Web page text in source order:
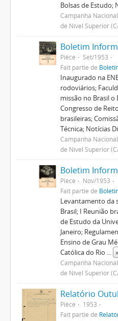
Bolsas de Estudo;
Campanha
de Nível Superior
Boletim
Pièce
Set/1953
Fait partie de
Inaugurado na
rodoviários;
missão no Brasil o
Congresso de
brasileiras;
Técnica; Notícias
Campanha
de Nível Superior
Boletim
Pièce
Nov/1953
Fait partie de
Levantamento da
Brasil; I Reunião
de Estudo da
Janeiro;
Ensino de Grau
Católica do Rio ... »
Campanha
de Nível Superior
Pièce
1953
Fait partie de